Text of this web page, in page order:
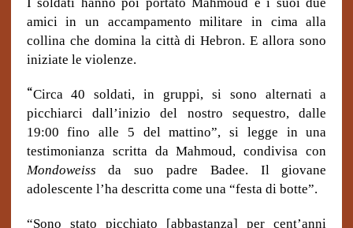
amici in un accampamento militare in cima alla
collina che domina la città di Hebron. E allora sono
iniziate le violenze.
“Circa 40 soldati, in gruppi, si sono alternati a
picchiarci dall’inizio del nostro sequestro, dalle
19:00 fino alle 5 del mattino”, si legge in una
testimonianza scritta da Mahmoud, condivisa con
Mondoweiss da suo padre Badee. Il giovane
adolescente l’ha descritta come una “festa di botte”.
“Sono stato picchiato [abbastanza] per cent’anni